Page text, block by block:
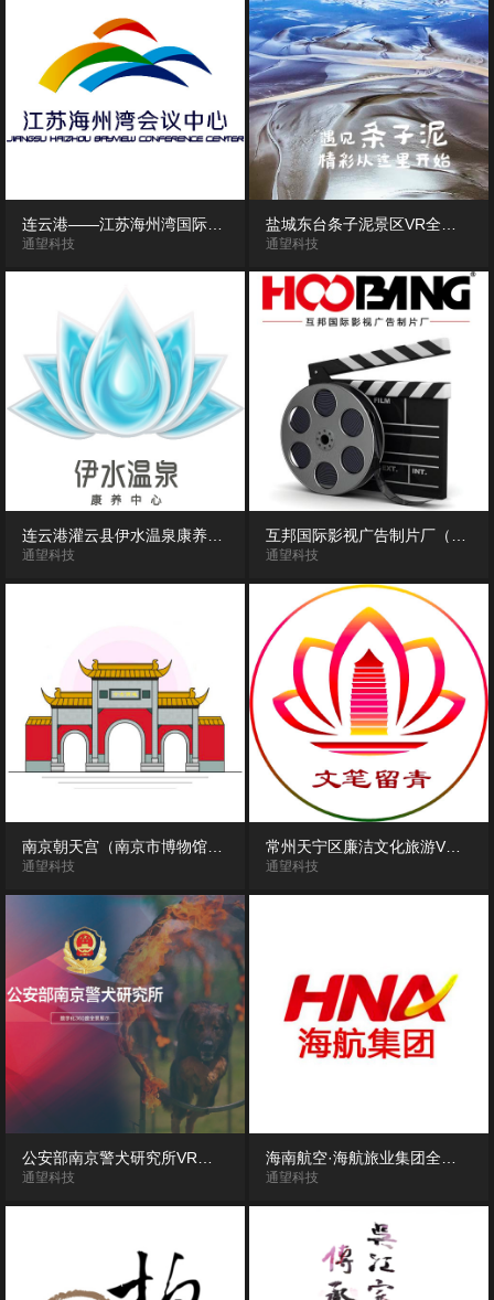
通望科技 通望科技
通望科技 通望科技
南京朝天宫（南京市博物馆）360度VR全景漫游展示
通望科技
常州天宁区廉洁文化旅游VR全景漫游
通望科技
公安部南京警犬研究所VR全景漫游展示
通望科技
海南航空·海航旅业集团全景漫游展示
通望科技